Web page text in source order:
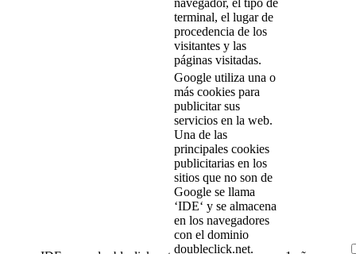
navegador, el tipo de
terminal, el lugar de
procedencia de los
visitantes y las
páginas visitadas.
Google utiliza una o
más cookies para
publicitar sus
servicios en la web.
Una de las
principales cookies
publicitarias en los
sitios que no son de
Google se llama
‘IDE‘ y se almacena
en los navegadores
con el dominio
doubleclick.net.